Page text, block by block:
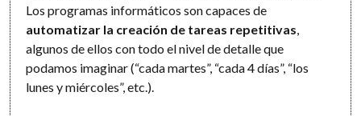
Los programas informáticos son capaces de
automatizar la creación de tareas repetitivas,
algunos de ellos con todo el nivel de detalle que
podamos imaginar (“cada martes”, “cada 4 días”, “los
lunes y miércoles”, etc.).